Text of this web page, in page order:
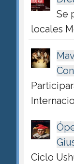
Se
locales
Ciclo